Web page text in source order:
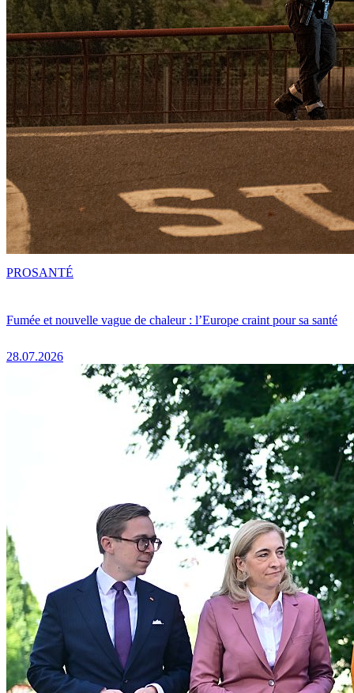
Fumée et nouvelle vague de chaleur : l’Europe craint pour sa santé
28.07.2026
PROSANTÉ